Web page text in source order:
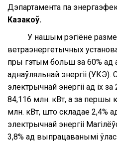
Дэпартамента па
Казакоў.
У нашым рэгіёне
ветраэнергетычных
пры гэтым больш за 60% ад
аднаўляльнай энергіі
электрычнай энергіі ад іх
84,116 млн. кВт, а за першы
млн. кВт, што складае 2,4%
электрычнай энергіі
3,8% ад выпрацаванымі